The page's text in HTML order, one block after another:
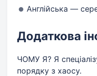
Англійська —
Додаткова
ЧОМУ Я? Я
порядку з хаосу.